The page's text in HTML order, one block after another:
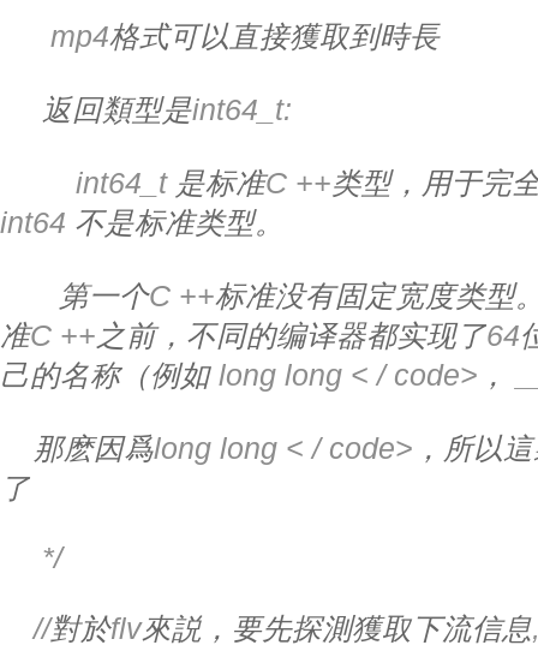
mp4格式可以直接獲取到時長
返回類型是int64_t:
int64_t 是标准C ++类型，用于完
int64 不是标准类型。
第一个C ++标准没有固定宽度类型
准C ++之前，不同的编译器都实现了64
己的名称（例如 long long < / code> ，
那麽因爲long long < / code> ，所以
了
*/
//對於flv來説，要先探測獲取下流信息